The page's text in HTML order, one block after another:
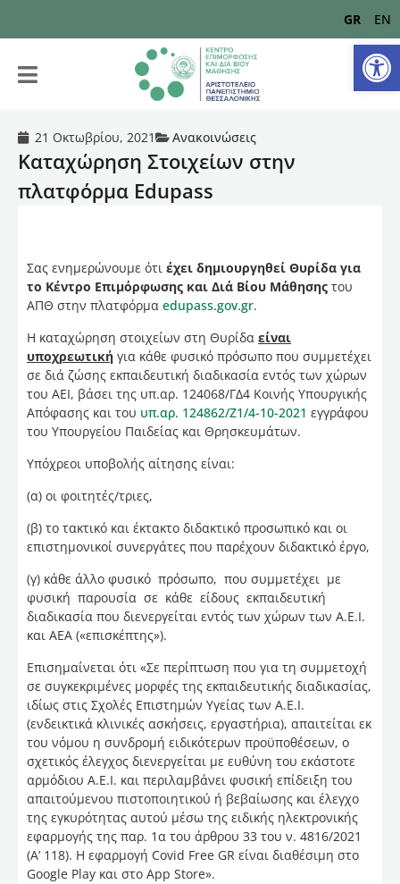
GR EN
21 Οκτωβρίου, 2021 Ανακοινώσεις
Καταχώρηση Στοιχείων στην
πλατφόρμα Edupass
Σας ενημερώνουμε ότι έχει δημιουργηθεί Θυρίδα για
το Κέντρο Επιμόρφωσης και Διά Βίου Μάθησης του
ΑΠΘ στην πλατφόρμα edupass.gov.gr.
H καταχώρηση στοιχείων στη Θυρίδα είναι
υποχρεωτική για κάθε φυσικό πρόσωπο που συμμετέχει
σε διά ζώσης εκπαιδευτική διαδικασία εντός των χώρων
του ΑΕΙ, βάσει της υπ.αρ. 124068/ΓΔ4 Κοινής Υπουργικής
Απόφασης και του υπ.αρ. 124862/Ζ1/4-10-2021 εγγράφου
του Υπουργείου Παιδείας και Θρησκευμάτων.
Υπόχρεοι υποβολής αίτησης είναι:
(α) οι φοιτητές/τριες,
(β) το τακτικό και έκτακτο διδακτικό προσωπικό και οι
επιστημονικοί συνεργάτες που παρέχουν διδακτικό έργο,
(γ) κάθε άλλο φυσικό πρόσωπο, που συμμετέχει με
φυσική παρουσία σε κάθε είδους εκπαιδευτική
διαδικασία που διενεργείται εντός των χώρων των Α.Ε.Ι.
και ΑΕΑ («επισκέπτης»).
Επισημαίνεται ότι «Σε περίπτωση που για τη συμμετοχή
σε συγκεκριμένες μορφές της εκπαιδευτικής διαδικασίας,
ιδίως στις Σχολές Επιστημών Υγείας των Α.Ε.Ι.
(ενδεικτικά κλινικές ασκήσεις, εργαστήρια), απαιτείται εκ
του νόμου η συνδρομή ειδικότερων προϋποθέσεων, ο
σχετικός έλεγχος διενεργείται με ευθύνη του εκάστοτε
αρμόδιου Α.Ε.Ι. και περιλαμβάνει φυσική επίδειξη του
απαιτούμενου πιστοποιητικού ή βεβαίωσης και έλεγχο
της εγκυρότητας αυτού μέσω της ειδικής ηλεκτρονικής
εφαρμογής της παρ. 1α του άρθρου 33 του ν. 4816/2021
(Α’ 118). Η εφαρμογή Covid Free GR είναι διαθέσιμη στο
Google Play και στο App Store».